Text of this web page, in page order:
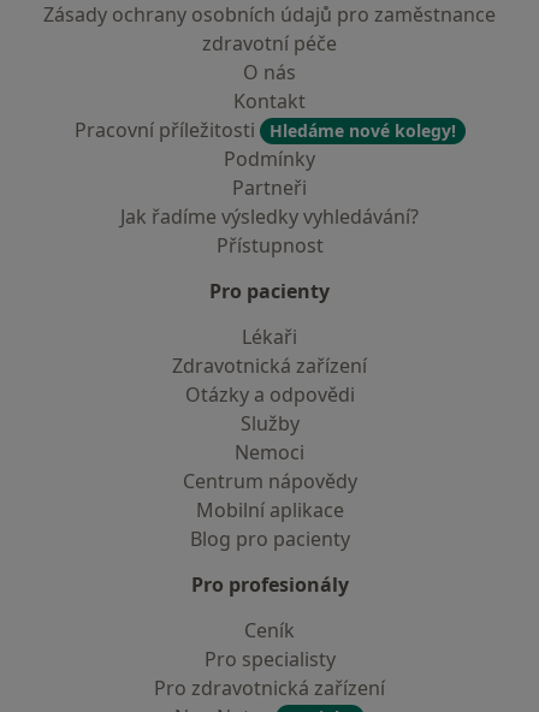
Zásady ochrany osobních údajů pro zaměstnance
zdravotní péče
O nás
Kontakt
Pracovní příležitosti
Hledáme nové kolegy!
Podmínky
Partneři
Jak řadíme výsledky vyhledávání?
Přístupnost
Pro pacienty
Lékaři
Zdravotnická zařízení
Otázky a odpovědi
Služby
Nemoci
Centrum nápovědy
Mobilní aplikace
Blog pro pacienty
Pro profesionály
Ceník
Pro specialisty
Pro zdravotnická zařízení